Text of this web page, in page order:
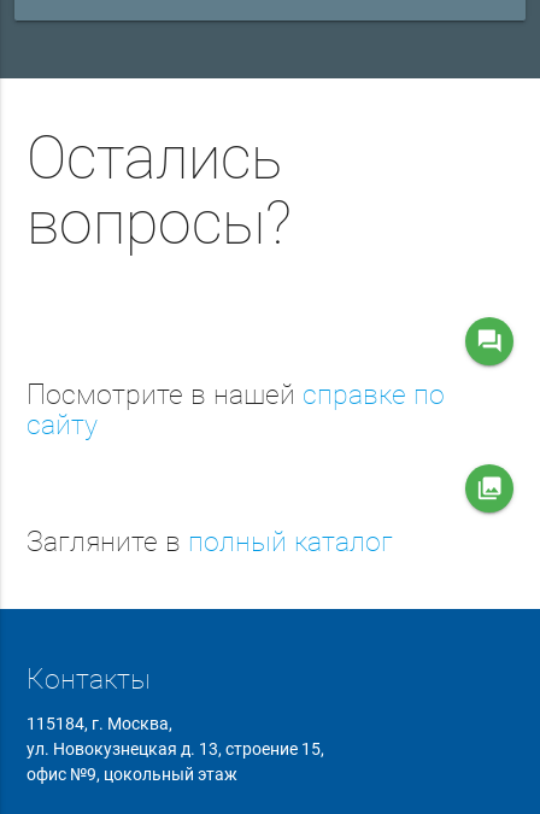
Остались
вопросы?
question_answer
Посмотрите в нашей справке по
сайту
collections
Загляните в полный каталог
Контакты
115184, г. Москва,
ул. Новокузнецкая д. 13, строение 15,
офис №9, цокольный этаж